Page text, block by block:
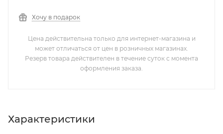
Хочу в подарок
Цена действительна только для интернет-магазина и
может отличаться от цен в розничных магазинах.
Резерв товара действителен в течение суток с момента
оформления заказа.
Характеристики